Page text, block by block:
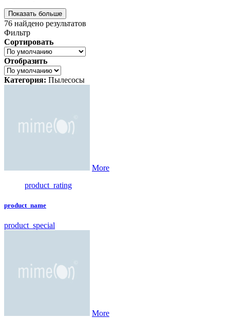
Показать больше
76 найдено результатов
Фильтр
Сортировать
Отобразить
Категория: Пылесосы
More
product_rating
product_name
product_special
More